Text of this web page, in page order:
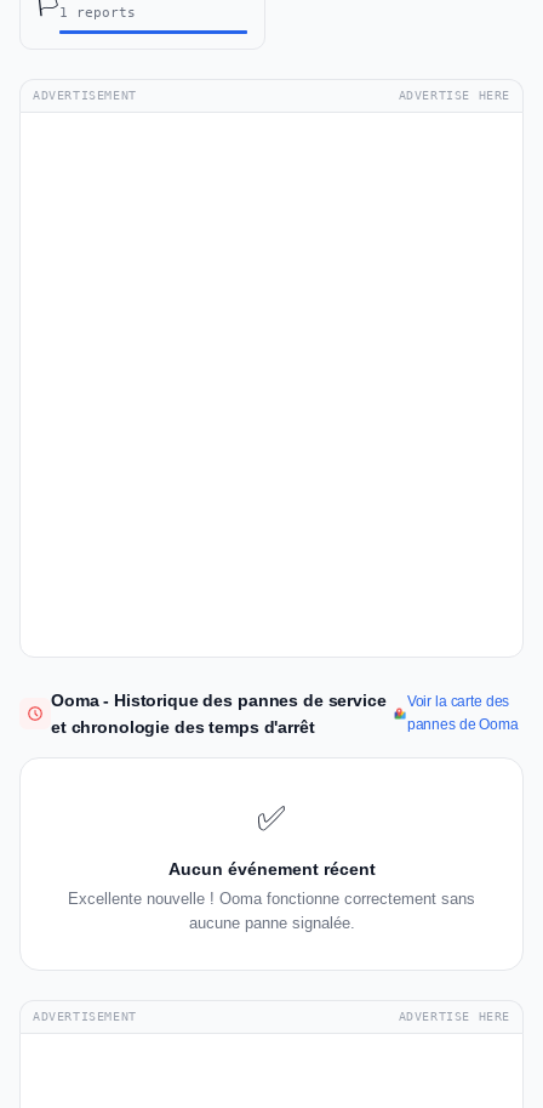
🏳️1 reports
ADVERTISEMENT ADVERTISE HERE
Ooma - Historique des pannes de service
et chronologie des temps d'arrêt
Voir la carte des
pannes de Ooma
✅
Aucun événement récent
Excellente nouvelle ! Ooma fonctionne correctement sans
aucune panne signalée.
ADVERTISEMENT ADVERTISE HERE